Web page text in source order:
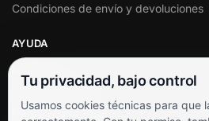
Condiciones de envío y devoluciones
AYUDA
Soporte al cliente
Contacto
Tu privacidad, bajo control
Usamos cookies técnicas para que